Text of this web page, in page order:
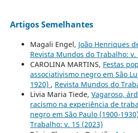
Artigos Semelhantes
Magali Engel, João Henriques
Revista Mundos do Trabalho: v.
CAROLINA MARTINS, Festas
associativismo negro em São
1920) , Revista Mundos do
Livia Maria Tiede, Vagaroso,
racismo na experiência de
negro em São Paulo (1900-1930)
Trabalho: v. 15 (2023)